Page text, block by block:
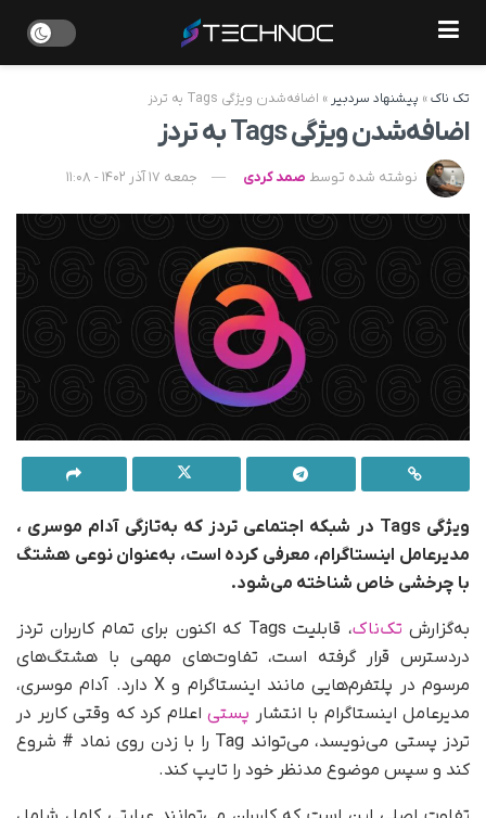
تک ناک» پیشنهاد سردبیر » اضافه‌شدن ویژگی Tags به تردز
اضافه‌شدن ویژگی Tags به تردز
نوشته شده توسط صمد کردی جمعه 17 آذر 1402 - 11:08
ویژگی Tags در شبکه اجتماعی تردز که به‌تازگی آدام موسری ،
مدیرعامل اینستاگرام، معرفی کرده است، به‌عنوان نوعی هشتگ
با چرخشی خاص شناخته می‌شود.
به‌گزارش تک‌ناک
، قابلیت Tags که اکنون برای تمام کاربران تردز
در‌دسترس قرار گرفته است، تفاوت‌های مهمی با هشتگ‌های
مرسوم در پلتفرم‌هایی مانند اینستاگرام و X دارد. آدام موسری،
مدیرعامل اینستاگرام با انتشار پستی اعلام کرد که وقتی کاربر در
تردز پستی می‌نویسد، می‌تواند Tag را با زدن روی نماد # شروع
کند و سپس موضوع مدنظر خود را تایپ کند.